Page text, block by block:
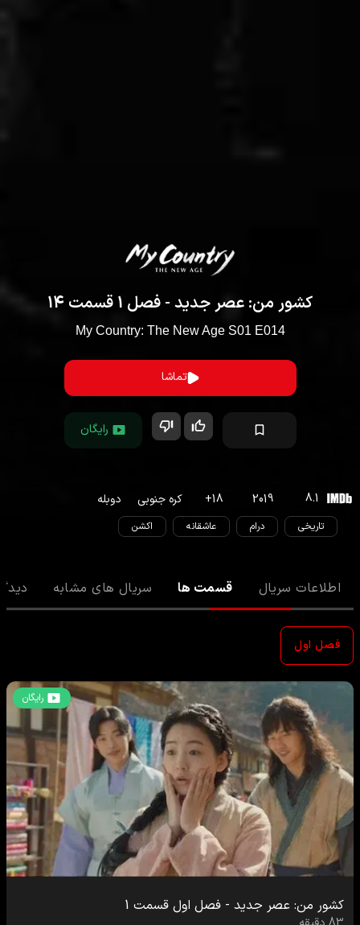
کشور من: عصر جدید - فصل 1 قسمت 14
My Country: The New AgeS01 E014
تماشا
رایگان
8.1
2019
18
+ کره جنوبی دوبله
تاریخی درام عاشقانه اکشن
اطلاعات سریال قسمت ها سریال های مشابه
فصل اول
رایگان
کشور من: عصر جدید - فصل اول قسمت 1